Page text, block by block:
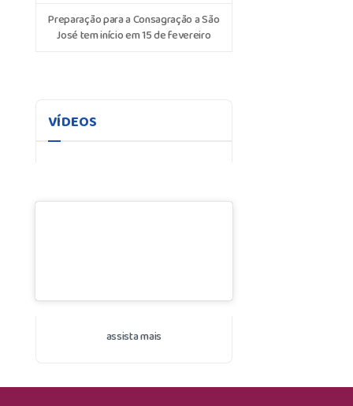
Preparação para a Consagração a São
José tem início em 15 de fevereiro
VÍDEOS
assista mais